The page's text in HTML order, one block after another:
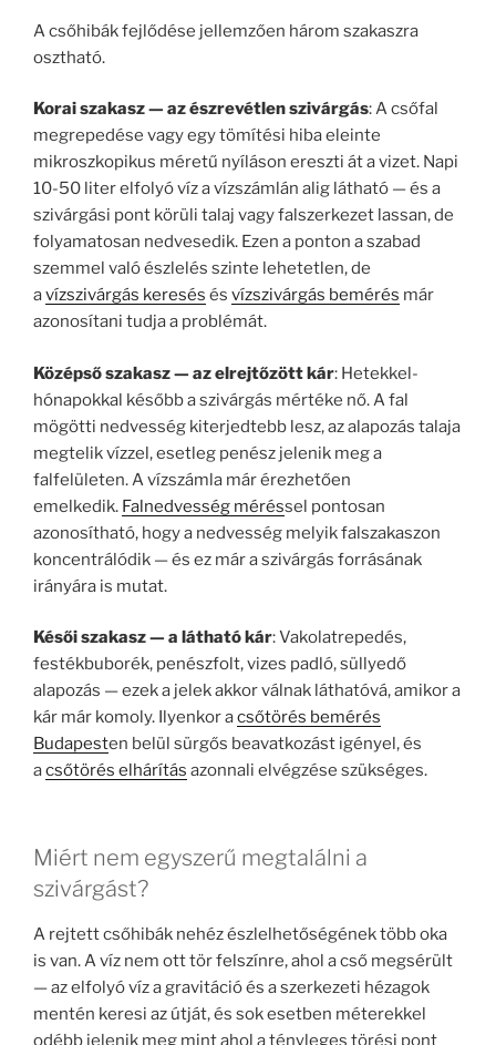
A csőhibák fejlődése jellemzően három szakaszra
osztható.
Korai szakasz — az észrevétlen szivárgás: A csőfal
megrepedése vagy egy tömítési hiba eleinte
mikroszkopikus méretű nyíláson ereszti át a vizet. Napi
10-50 liter elfolyó víz a vízszámlán alig látható — és a
szivárgási pont körüli talaj vagy falszerkezet lassan, de
folyamatosan nedvesedik. Ezen a ponton a szabad
szemmel való észlelés szinte lehetetlen, de
avízszivárgás keresés és vízszivárgás bemérés már
azonosítani tudja a problémát.
Középső szakasz — az elrejtőzött kár: Hetekkel-
hónapokkal később a szivárgás mértéke nő. A fal
mögötti nedvesség kiterjedtebb lesz, az alapozás talaja
megtelik vízzel, esetleg penész jelenik meg a
falfelületen. A vízszámla már érezhetően
emelkedik. Falnedvesség méréssel pontosan
azonosítható, hogy a nedvesség melyik falszakaszon
koncentrálódik — és ez már a szivárgás forrásának
irányára is mutat.
Késői szakasz — a látható kár: Vakolatrepedés,
festékbuborék, penészfolt, vizes padló, süllyedő
alapozás — ezek a jelek akkor válnak láthatóvá, amikor a
kár már komoly. Ilyenkor acsőtörés bemérés
Budapesten belül sürgős beavatkozást igényel, és
acsőtörés elhárítás azonnali elvégzése szükséges.
Miért nem egyszerű megtalálni a
szivárgást?
A rejtett csőhibák nehéz észlelhetőségének több oka
is van. A víz nem ott tör felszínre, ahol a cső megsérült
— az elfolyó víz a gravitáció és a szerkezeti hézagok
mentén keresi az útját, és sok esetben méterekkel
odébb jelenik meg mint ahol a tényleges törési pont